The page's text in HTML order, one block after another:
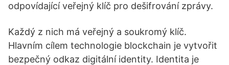
odpovídající veřejný klíč pro dešifrování zprávy.
Každý z nich má veřejný a soukromý klíč.
Hlavním cílem technologie blockchain je vytvořit
bezpečný odkaz digitální identity. Identita je